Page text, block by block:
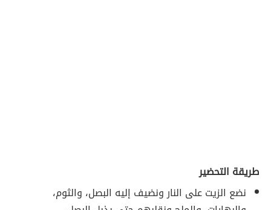
طريقة التحضير
نضع الزيت على النار ونضيف إليه البصل، والثوم،